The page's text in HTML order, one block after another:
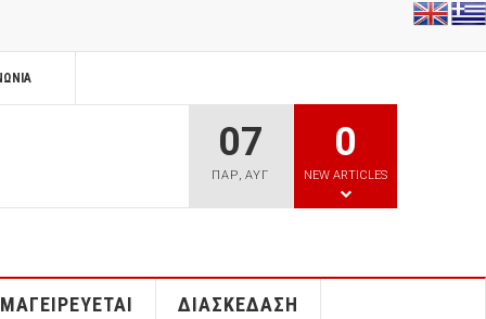
07
ΠΑΡ,ΑΥΓ
0
NEW ARTICLES
ΔΙΑΣΚΕΔΑΣΗ